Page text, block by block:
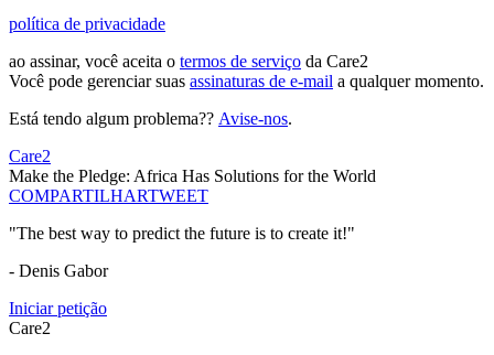
política de privacidade
ao assinar, você aceita o termos de serviço da Care2
Você pode gerenciar suas assinaturas de e-mail a qualquer momento.
Está tendo algum problema?? Avise-nos.
Care2
Make the Pledge: Africa Has Solutions for the World
COMPARTILHARTWEET
"The best way to predict the future is to create it!"
- Denis Gabor
Iniciar petição
Care2